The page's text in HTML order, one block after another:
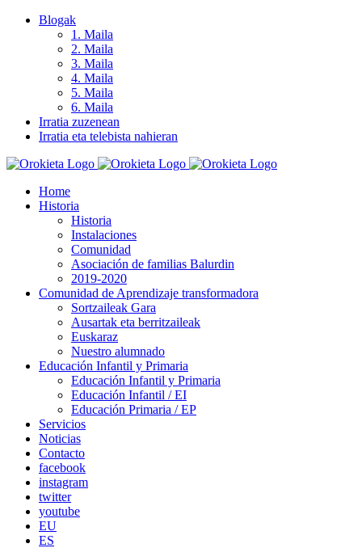
Skip
Blogak
1. Maila
2. Maila
3. Maila
4. Maila
5. Maila
6. Maila
Irratia zuzenean
Irratia eta telebista nahieran
Home
Historia
Historia
Instalaciones
Comunidad
Asociación de familias Balurdin
2019-2020
Comunidad de Aprendizaje transformadora
Sortzaileak Gara
Ausartak eta berritzaileak
Euskaraz
Nuestro alumnado
Educación Infantil y Primaria
Educación Infantil y Primaria
Educación Infantil / EI
Educación Primaria / EP
Servicios
Noticias
Contacto
facebook
instagram
twitter
youtube
EU
ES